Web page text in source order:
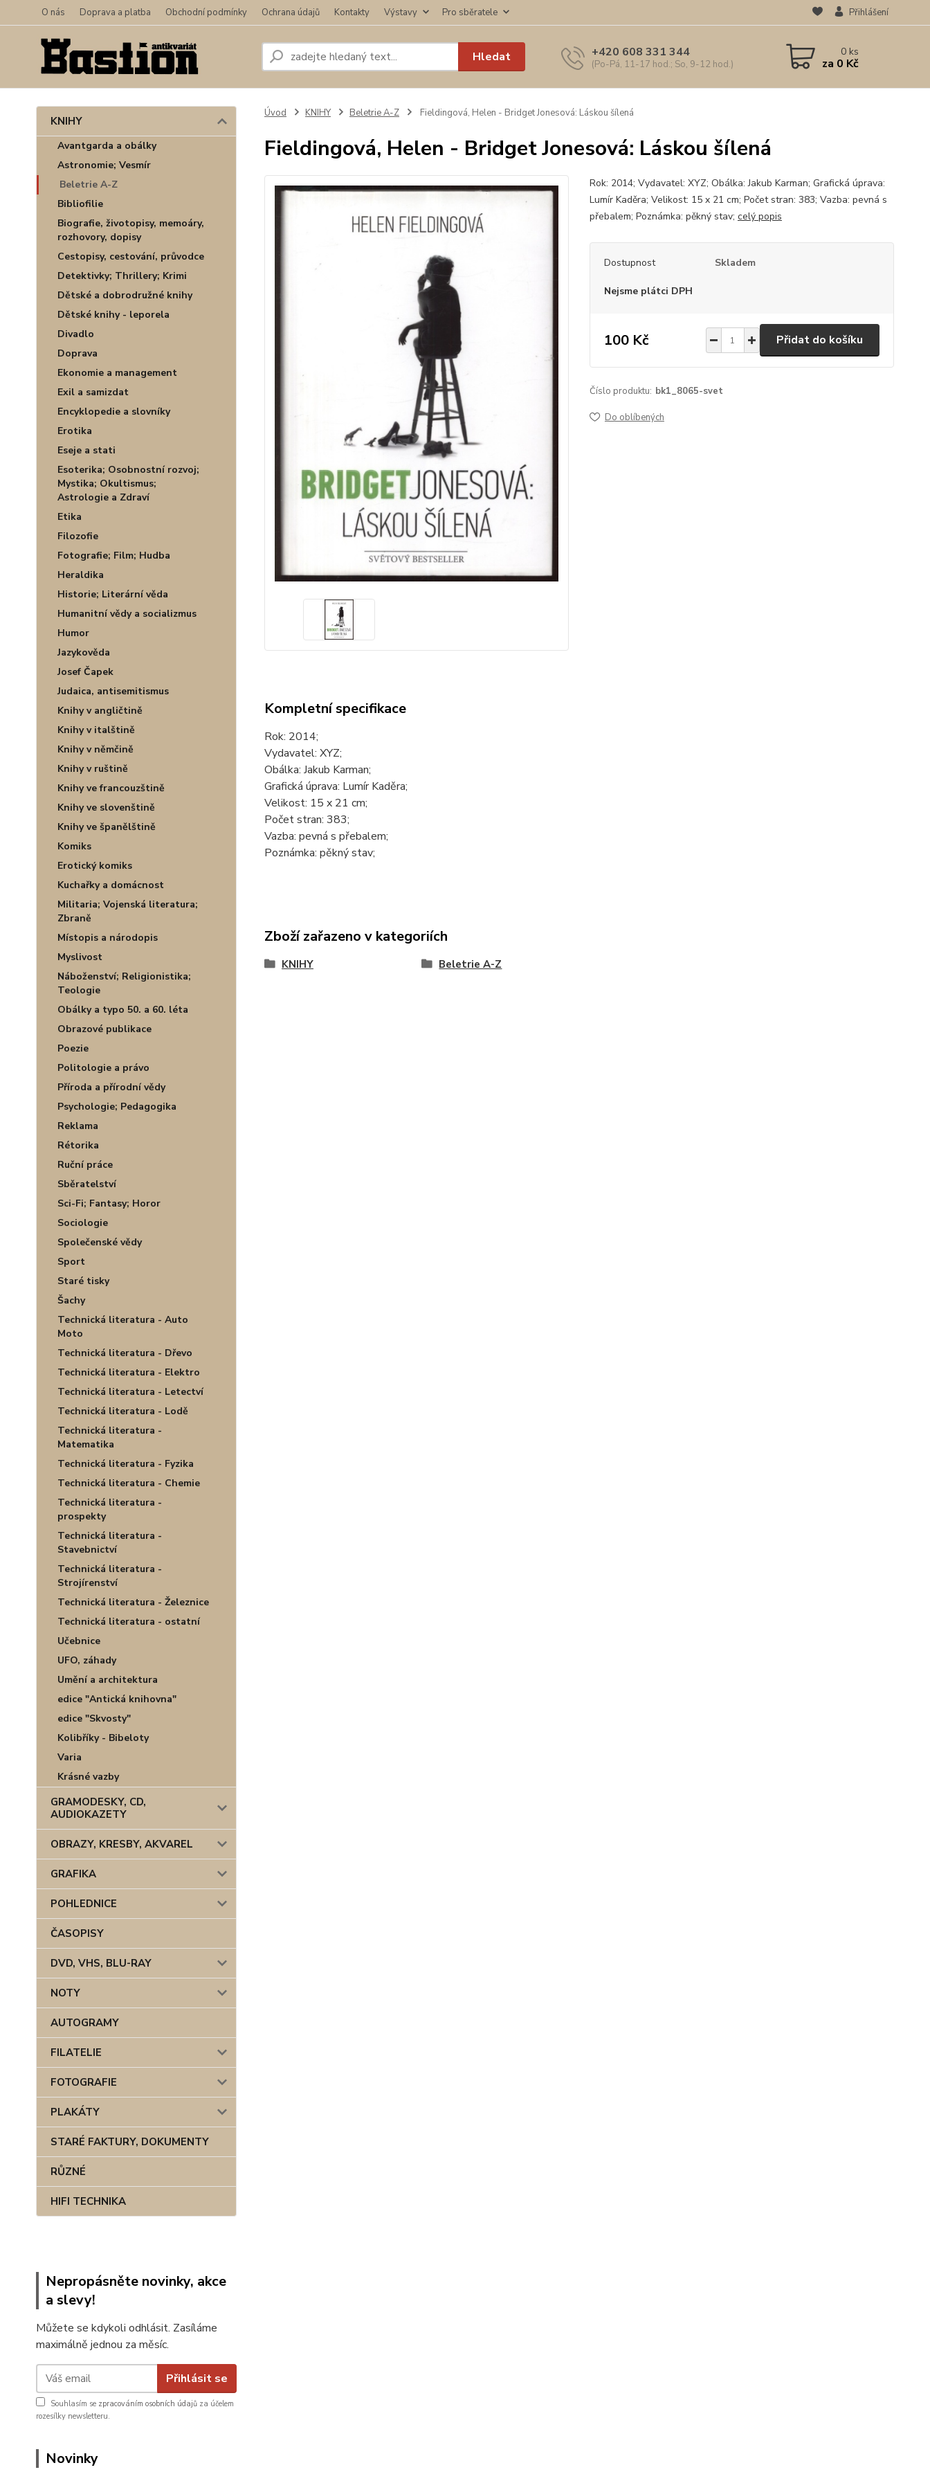
O nás Doprava a platba Obchodní podmínky Ochrana údajů Kontakty Výstavy Pro sběratele Přihlášení
Hledat +420 608 331 344
(Po-Pá, 11-17 hod.; So, 9-12 hod.)
0ks
za 0 Kč
KNIHY
Avantgarda a obálky
Astronomie; Vesmír
Beletrie A-Z
Bibliofilie
Biografie, životopisy, memoáry,
rozhovory, dopisy
Cestopisy, cestování, průvodce
Detektivky; Thrillery; Krimi
Dětské a dobrodružné knihy
Dětské knihy - leporela
Divadlo
Doprava
Ekonomie a management
Exil a samizdat
Encyklopedie a slovníky
Erotika
Eseje a stati
Esoterika; Osobnostní rozvoj;
Mystika; Okultismus;
Astrologie a Zdraví
Etika
Filozofie
Fotografie; Film; Hudba
Heraldika
Historie; Literární věda
Humanitní vědy a socializmus
Humor
Jazykověda
Josef Čapek
Judaica, antisemitismus
Knihy v angličtině
Knihy v italštině
Knihy v němčině
Knihy v ruštině
Knihy ve francouzštině
Knihy ve slovenštině
Knihy ve španělštině
Komiks
Erotický komiks
Kuchařky a domácnost
Militaria; Vojenská literatura;
Zbraně
Místopis a národopis
Myslivost
Náboženství; Religionistika;
Teologie
Obálky a typo 50. a 60. léta
Obrazové publikace
Poezie
Politologie a právo
Příroda a přírodní vědy
Psychologie; Pedagogika
Reklama
Rétorika
Ruční práce
Sběratelství
Sci-Fi; Fantasy; Horor
Sociologie
Společenské vědy
Sport
Staré tisky
Šachy
Technická literatura - Auto
Moto
Technická literatura - Dřevo
Technická literatura - Elektro
Technická literatura - Letectví
Technická literatura - Lodě
Technická literatura -
Matematika
Technická literatura - Fyzika
Technická literatura - Chemie
Technická literatura -
prospekty
Technická literatura -
Stavebnictví
Technická literatura -
Strojírenství
Technická literatura - Železnice
Technická literatura - ostatní
Učebnice
UFO, záhady
Umění a architektura
edice "Antická knihovna"
edice "Skvosty"
Kolibříky - Bibeloty
Varia
Krásné vazby
GRAMODESKY, CD,
AUDIOKAZETY
OBRAZY, KRESBY, AKVAREL
GRAFIKA
POHLEDNICE
ČASOPISY
DVD, VHS, BLU-RAY
NOTY
AUTOGRAMY
FILATELIE
FOTOGRAFIE
PLAKÁTY
STARÉ FAKTURY, DOKUMENTY
RŮZNÉ
HIFI TECHNIKA
Nepropásněte novinky, akce
a slevy!
Můžete se kdykoli odhlásit. Zasíláme
maximálně jednou za měsíc.
Přihlásit se
Souhlasím se zpracováním osobních údajů za účelem
rozesílky newsletteru.
Novinky
Úvod KNIHY Beletrie A-Z Fieldingová, Helen - Bridget Jonesová: Láskou šílená
Fieldingová, Helen - Bridget Jonesová: Láskou šílená
Rok: 2014; Vydavatel: XYZ; Obálka: Jakub Karman; Grafická úprava:
Lumír Kaděra; Velikost: 15 x 21 cm; Počet stran: 383; Vazba: pevná s
přebalem; Poznámka: pěkný stav; celý popis
Dostupnost Skladem
Nejsme plátci DPH
100 Kč Přidat do košíku
Číslo produktu: bk1_8065-svet
Do oblíbených
Kompletní specifikace
Rok: 2014;
Vydavatel: XYZ;
Obálka: Jakub Karman;
Grafická úprava: Lumír Kaděra;
Velikost: 15 x 21 cm;
Počet stran: 383;
Vazba: pevná s přebalem;
Poznámka: pěkný stav;
Zboží zařazeno v kategoriích
KNIHY Beletrie A-Z